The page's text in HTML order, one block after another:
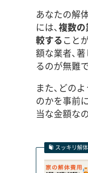
あなたの解
には、複数
較すること
額な業者、
るのが無難
また、どの
のかを事前
当な金額な
スッキリ解体